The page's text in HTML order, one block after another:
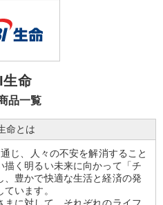
生命
品一覧
命とは
じ、人々の不安を解消すること
く明るい未来に向かって「チ
、豊かで快適な生活と経済の発
います。